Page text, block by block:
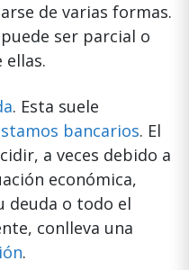
de varias formas.
ser parcial o
ellas.
. Esta suele
bancarios. El
a veces debido a
económica,
deuda o todo el
conlleva una
.